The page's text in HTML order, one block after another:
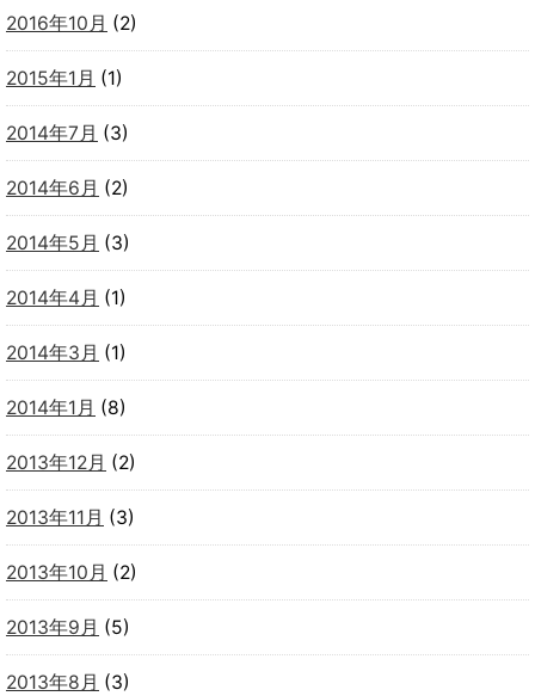
2016年10月 (2)
2015年1月 (1)
2014年7月 (3)
2014年6月 (2)
2014年5月 (3)
2014年4月 (1)
2014年3月 (1)
2014年1月 (8)
2013年12月 (2)
2013年11月 (3)
2013年10月 (2)
2013年9月 (5)
2013年8月 (3)